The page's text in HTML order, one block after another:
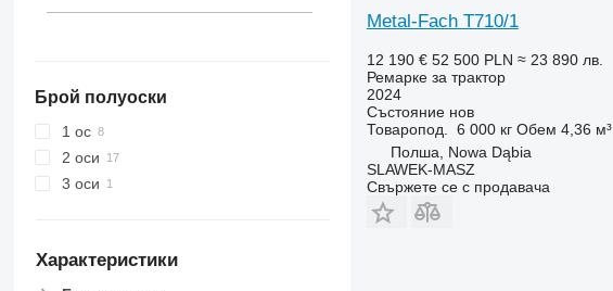
Брой полуоски
1 ос
2 оси
3 оси
Характеристики
Metal-Fach T710/1
12 190 € 52 500 PLN ≈ 23 890 лв.
Ремарке за трактор
2024
Състояниенов
Товаропод.
6 000 кг Обем 4,36 м³
Полша, Nowa Dąbia
SLAWEK-MASZ
Свържете се с продавача